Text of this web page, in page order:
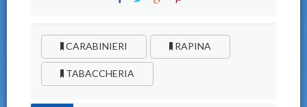
CARABINIERI RAPINA
TABACCHERIA